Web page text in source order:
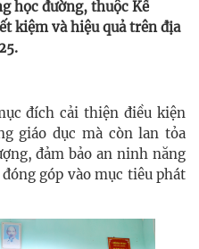
học đường, thuộc Kế
kiệm và hiệu quả trên địa
đích cải thiện điều kiện
giáo dục mà còn lan tỏa
đảm bảo an ninh năng
góp vào mục tiêu phát